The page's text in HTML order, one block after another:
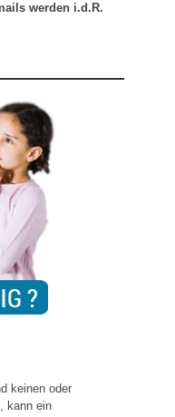
werden i.d.R.
keinen oder
kann ein